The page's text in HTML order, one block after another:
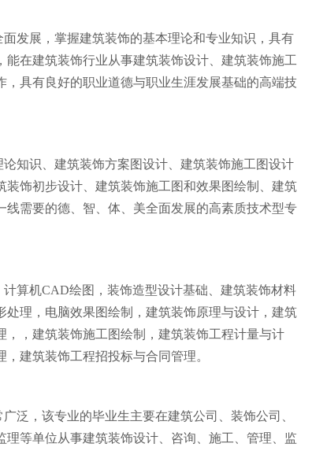
发展，掌握建筑装饰的基本理论和专业知识，具有
在建筑装饰行业从事建筑装饰设计、建筑装饰施工
具有良好的职业道德与职业生涯发展基础的高端技
知识、建筑装饰方案图设计、建筑装饰施工图设计
饰初步设计、建筑装饰施工图和效果图绘制、建筑
需要的德、智、体、美全面发展的高素质技术型专
算机CAD绘图，装饰造型设计基础、建筑装饰材料
理，电脑效果图绘制，建筑装饰原理与设计，建筑
，建筑装饰施工图绘制，建筑装饰工程计量与计
建筑装饰工程招投标与合同管理。
泛，该专业的毕业生主要在建筑公司、装饰公司、
等单位从事建筑装饰设计、咨询、施工、管理、监